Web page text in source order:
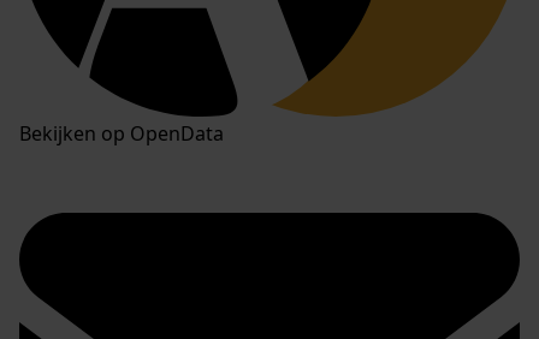
Bekijken op OpenData